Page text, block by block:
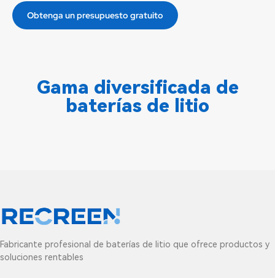
Obtenga un presupuesto gratuito
Gama diversificada de
baterías de litio
Fabricante profesional de baterías de litio que ofrece productos y
soluciones rentables